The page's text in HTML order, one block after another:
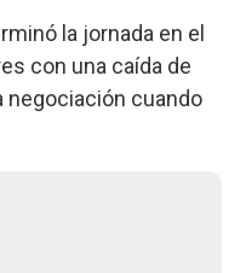
la jornada en el
con una caída de
negociación cuando